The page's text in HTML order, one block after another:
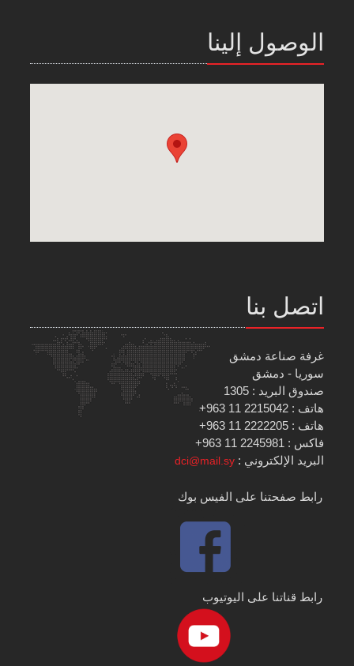
الوصول إلينا
اتصل بنا
غرفة صناعة دمشق
سوريا - دمشق
صندوق البريد : 1305
هاتف : 2215042 11 963+
هاتف : 2222205 11 963+
فاكس : 2245981 11 963+
البريد الإلكتروني :dci@mail.sy
رابط صفحتنا على الفيس بوك
رابط قناتنا على اليوتيوب